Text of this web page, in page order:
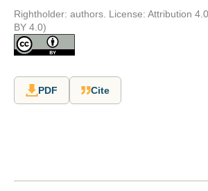
Rightholder: authors. License: Attribution
BY 4.0)
PDF Cite